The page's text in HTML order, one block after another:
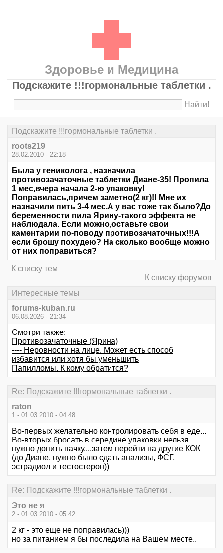
Здоровье и Медицина
Подскажите !!!гормональные таблетки .
Найти!
Подскажите !!!гормональные таблетки .
roots219
28.02.2010 - 22:18
Была у гениколога , назначила
противозачаточные таблетки Диане-35! Пропила
1 мес,вчера начала 2-ю упаковку!
Поправилась,причем заметно(2 кг)!! Мне их
назначили пить 3-4 мес.А у вас тоже так было?До
беременности пила Ярину-такого эффекта не
наблюдала. Если можно,оставьте свои
каментарии по-поводу противозачаточных!!!А
если брошу похудею? На сколько вообще можно
от них поправиться?
К списку тем
К списку форумов
Интересные темы
forums-kuban.ru
06.08.2026 - 21:34
Смотри также:
Противозачаточные (Ярина)
---- Неровности на лице. Может есть способ
избавится или хотя бы уменьшить
Папилломы. К кому обратится?
Re: Подскажите !!!гормональные таблетки .
raton
1 - 01.03.2010 - 04:48
Во-первых желательно контролировать себя в еде...
Во-вторых бросать в середине упаковки нельзя,
нужно допить пачку....затем перейти на другие КОК
(до Диане, нужно было сдать анализы, ФСГ,
эстрадиол и тестостерон))
Re: Подскажите !!!гормональные таблетки .
Это не я
2 - 01.03.2010 - 05:42
2 кг - это еще не поправилась)))
но за питанием я бы последила на Вашем месте..